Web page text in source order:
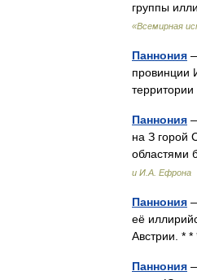
группы
«Всемирная
Паннония
провинции
Паннония
на З горой
и И.А. Ефрона
Паннония
её
Австрии. *
Паннония